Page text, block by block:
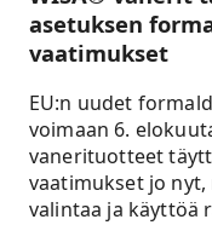
asetuksen
vaatimukset
EU:n uudet
voimaan 6.
vanerituotteet
vaatimukset jo
valintaa ja käyttöä